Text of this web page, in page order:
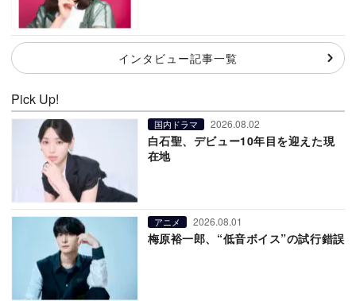
インタビュー記事一覧
Pick Up!
国内ドラマ 2026.08.02
白石聖、デビュー10年目を迎えた現
在地
アニメ 2026.08.01
梅原裕一郎、“低音ボイス”の試行錯誤